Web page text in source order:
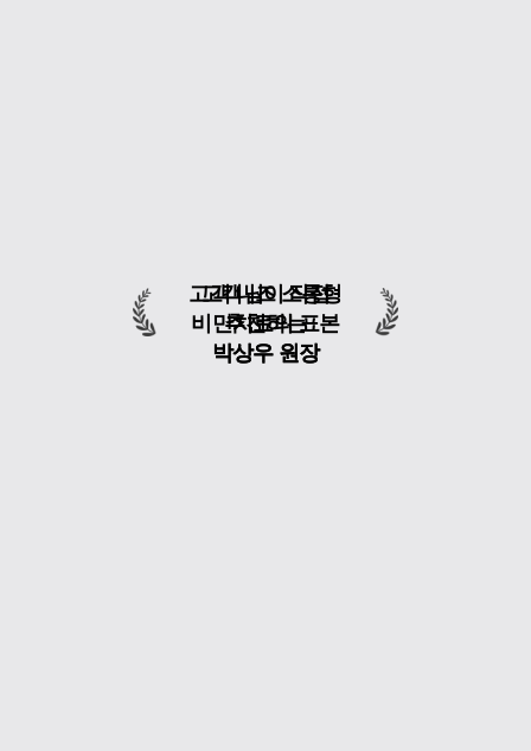
고객 니즈 소통형
비만치료의 표본
박상우 원장
고객님이 직접
추천하는
박상우 원장